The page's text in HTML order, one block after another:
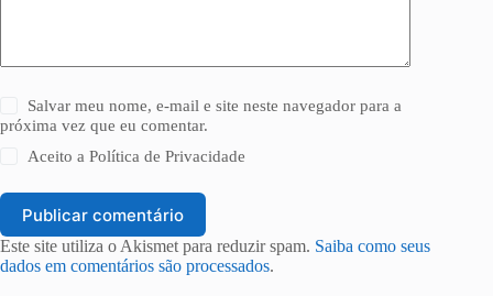
Salvar meu nome, e-mail e site neste navegador para a
próxima vez que eu comentar.
Aceito aPolítica de Privacidade
Publicar comentário
Este site utiliza o Akismet para reduzir spam. Saiba como seus
dados em comentários são processados.